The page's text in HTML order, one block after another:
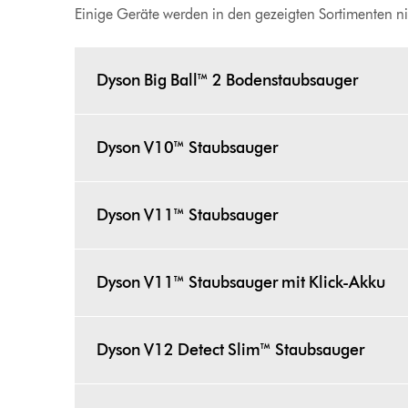
Einige Geräte werden in den gezeigten Sortimenten
Dyson Big Ball™ 2 Bodenstaubsauger
Dyson V10™ Staubsauger
Dyson V11™ Staubsauger
Dyson V11™ Staubsauger mit Klick-Akku
Dyson V12 Detect Slim™ Staubsauger